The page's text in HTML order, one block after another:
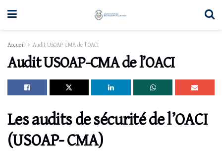
Accueil Audit USOAP-CMA de l’OACI
Audit USOAP-CMA de l’OACI
Les audits de sécurité de l’OACI
(USOAP- CMA)